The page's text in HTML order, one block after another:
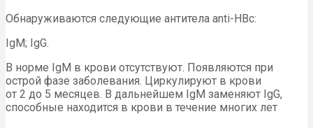
Обнаруживаются следующие антитела anti-HBc:
IgM; IgG.
В норме IgM в крови отсутствуют. Появляются при
острой фазе заболевания. Циркулируют в крови
от 2 до 5 месяцев. В дальнейшем IgM заменяют IgG,
способные находится в крови в течение многих лет